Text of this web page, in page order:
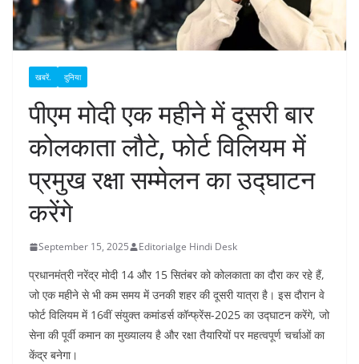
खबरें. दुनिया
पीएम मोदी एक महीने में दूसरी बार
कोलकाता लौटे, फोर्ट विलियम में
प्रमुख रक्षा सम्मेलन का उद्घाटन
करेंगे
September 15, 2025 Editorialge Hindi Desk
प्रधानमंत्री नरेंद्र मोदी 14 और 15 सितंबर को कोलकाता का दौरा कर रहे हैं,
जो एक महीने से भी कम समय में उनकी शहर की दूसरी यात्रा है। इस दौरान वे
फोर्ट विलियम में 16वीं संयुक्त कमांडर्स कॉन्फ्रेंस-2025 का उद्घाटन करेंगे, जो
सेना की पूर्वी कमान का मुख्यालय है और रक्षा तैयारियों पर महत्वपूर्ण चर्चाओं का
केंद्र बनेगा।